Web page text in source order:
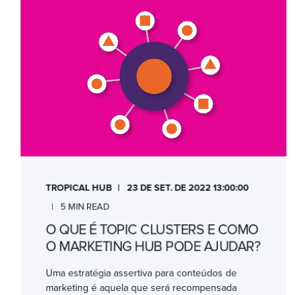
TROPICAL HUB
23 DE SET. DE 2022 13:00:00
5 MIN READ
O QUE É TOPIC CLUSTERS E COMO
O MARKETING HUB PODE AJUDAR?
Uma estratégia assertiva para conteúdos de
marketing é aquela que será recompensada